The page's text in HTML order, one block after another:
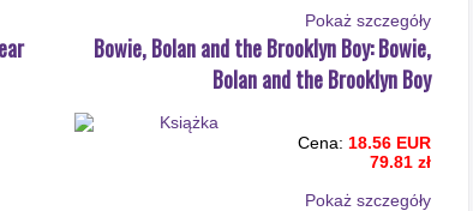
Pokaż szczegόły
Bowie, Bolan and the Brooklyn Boy: Bowie,
Bolan and the Brooklyn Boy
Cena: 18.56 EUR
79.81 zł
Pokaż szczegόły